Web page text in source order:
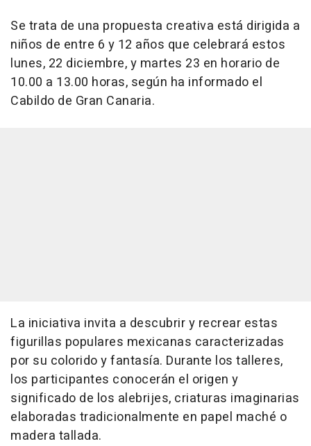
Se trata de una propuesta creativa está dirigida a
niños de entre 6 y 12 años que celebrará estos
lunes, 22 diciembre, y martes 23 en horario de
10.00 a 13.00 horas, según ha informado el
Cabildo de Gran Canaria.
La iniciativa invita a descubrir y recrear estas
figurillas populares mexicanas caracterizadas
por su colorido y fantasía. Durante los talleres,
los participantes conocerán el origen y
significado de los alebrijes, criaturas imaginarias
elaboradas tradicionalmente en papel maché o
madera tallada.